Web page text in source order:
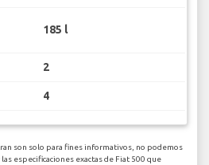
185 l
2
4
son solo para fines informativos, no podemos
especificaciones exactas de Fiat 500 que